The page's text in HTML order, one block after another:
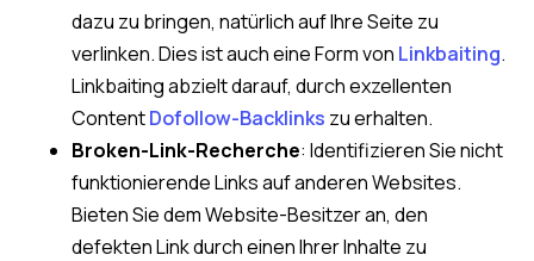
dazu zu bringen, natürlich auf Ihre Seite zu
verlinken. Dies ist auch eine Form von Linkbaiting.
Linkbaiting abzielt darauf, durch exzellenten
ContentDofollow-Backlinks zu erhalten.
Broken-Link-Recherche: Identifizieren Sie nicht
funktionierende Links auf anderen Websites.
Bieten Sie dem Website-Besitzer an, den
defekten Link durch einen Ihrer Inhalte zu